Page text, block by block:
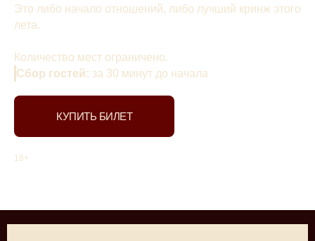
Это либо начало отношений, либо лучший кринж этого
лета.
Количество мест ограничено.
Сбор гостей: за 30 минут до начала
КУПИТЬ БИЛЕТ
18+